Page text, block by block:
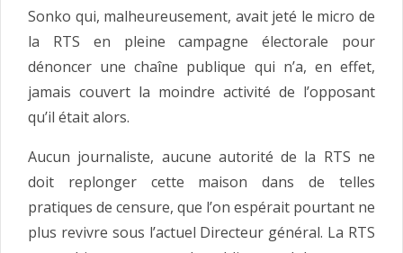
Sonko qui, malheureusement, avait jeté le micro de
la RTS en pleine campagne électorale pour
dénoncer une chaîne publique qui n’a, en effet,
jamais couvert la moindre activité de l’opposant
qu’il était alors.
Aucun journaliste, aucune autorité de la RTS ne
doit replonger cette maison dans de telles
pratiques de censure, que l’on espérait pourtant ne
plus revivre sous l’actuel Directeur général. La RTS